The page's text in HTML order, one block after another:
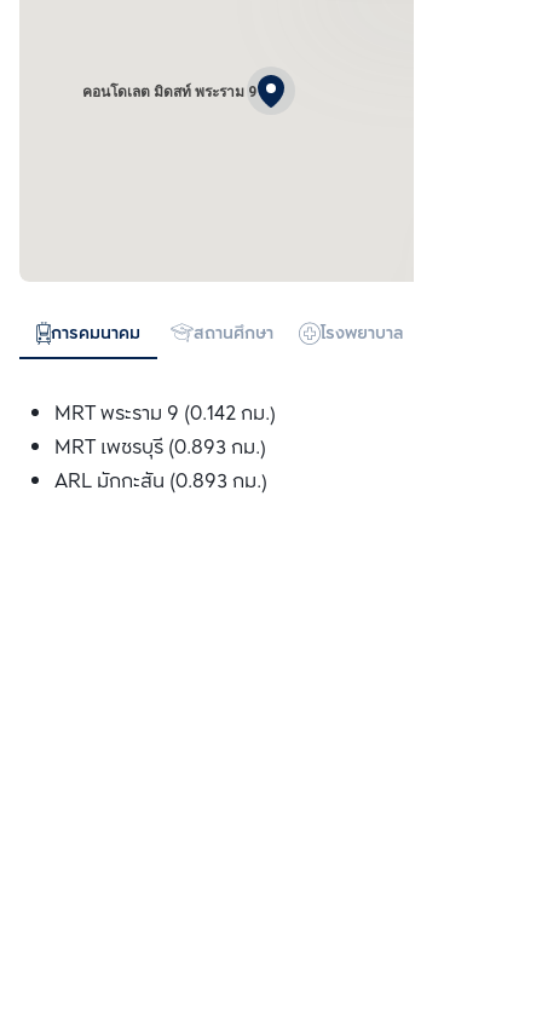
คอนโดเลต มิดสท์ พระราม 9
การคมนาคม สถานศึกษา โรงพยาบาล
MRT พระราม 9 (0.142 กม.)
MRT เพชรบุรี (0.893 กม.)
ARL มักกะสัน (0.893 กม.)